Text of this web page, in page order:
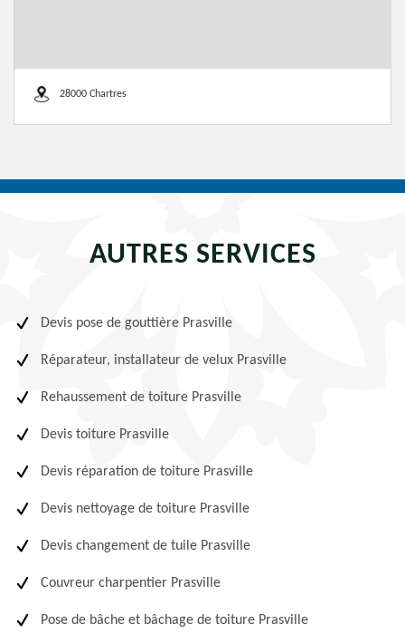
28000 Chartres
AUTRES SERVICES
Devis pose de gouttière Prasville
Réparateur, installateur de velux Prasville
Rehaussement de toiture Prasville
Devis toiture Prasville
Devis réparation de toiture Prasville
Devis nettoyage de toiture Prasville
Devis changement de tuile Prasville
Couvreur charpentier Prasville
Pose de bâche et bâchage de toiture Prasville